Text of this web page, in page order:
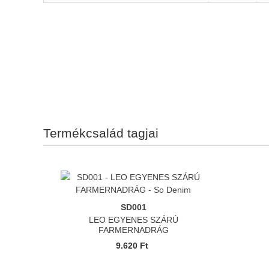
Termékcsalád tagjai
SD001
LEO EGYENES SZÁRÚ
FARMERNADRÁG
9.620 Ft